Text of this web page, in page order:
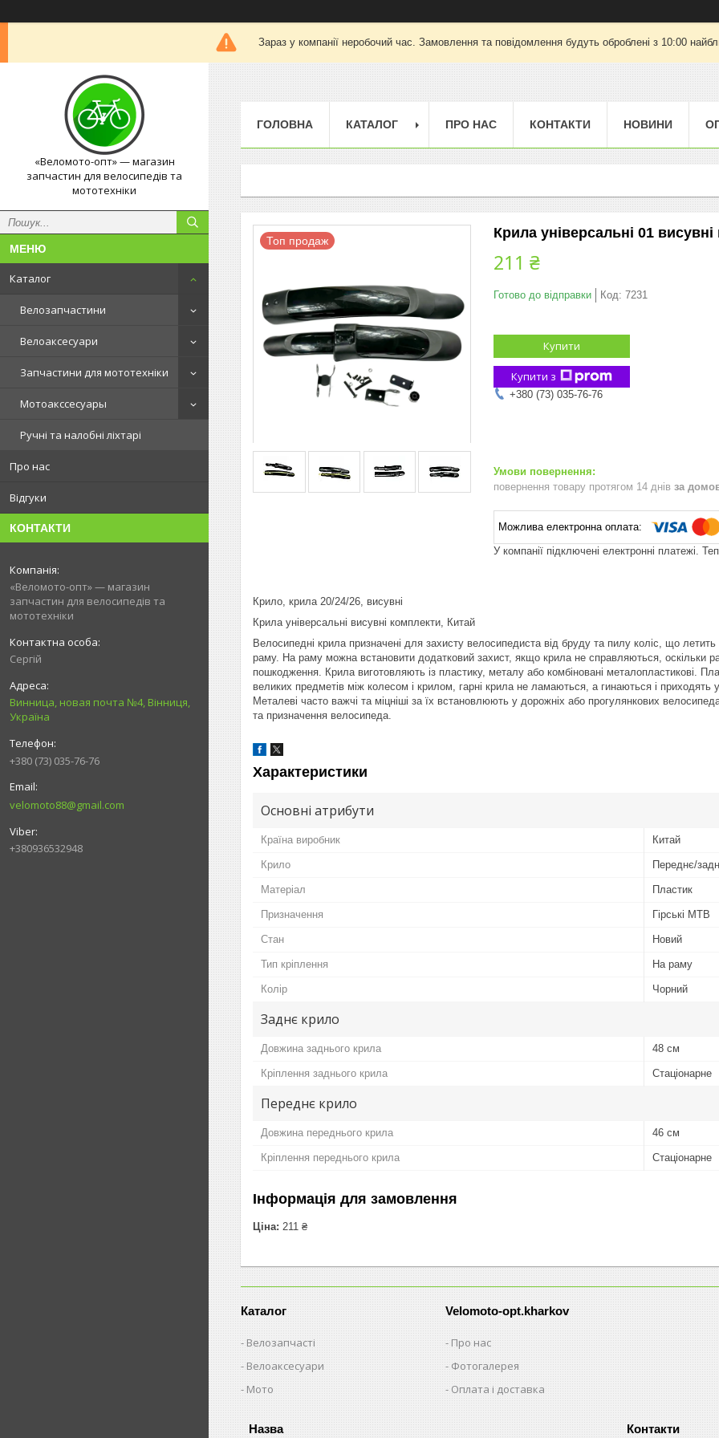
Зараз у компанії неробочий час. Замовлення та повідомлення будуть оброблені з 10:00
«Веломото-опт» — магазин
запчастин для велосипедів та
мототехніки
Каталог
Велозапчастини
Велоаксесуари
Запчастини для мототехніки
Мотоакссесуары
Ручні та налобні ліхтарі
Про нас
Відгуки
КОНТАКТИ
«Веломото-опт» — магазин
запчастин для велосипедів та
мототехніки
Сергій
Винница, новая почта №4, Вінниця,
Україна
+380 (73) 035-76-76
velomoto88@gmail.com
+380936532948
ГОЛОВНА КАТАЛОГ ПРО НАС КОНТАКТИ НОВИНИ
Топ продаж Крила універсальні 01
211 ₴
Готово до відправки Код: 7231
Купити
Купити з
+380 (73) 035-76-76
повернення товару протягом 14 днів за
У компанії підключені електронні платежі.
Крило, крила 20/24/26, висувні
Крила універсальні висувні комплекти, Китай
Велосипедні крила призначені для захисту велосипедиста від бруду та пилу коліс, що
раму. На раму можна встановити додатковий захист, якщо крила не справляються, оскільки
пошкодження. Крила виготовляють із пластику, металу або комбіновані металопластикові.
великих предметів між колесом і крилом, гарні крила не ламаються, а гинаються і приходять
Металеві часто важчі та міцніші за їх встановлюють у дорожніх або прогулянкових
та призначення велосипеда.
Характеристики
Основні атрибути
Країна виробник Китай
Крило Переднє/
Матеріал Пластик
Призначення Гірські MTB
Стан Новий
Тип кріплення На раму
Колір Чорний
Заднє крило
Довжина заднього крила 48 см
Кріплення заднього крила Стаціонарне
Переднє крило
Довжина переднього крила 46 см
Кріплення переднього крила Стаціонарне
Інформація для замовлення
Ціна: 211 ₴
Каталог
Велозапчасті
Велоаксесуари
Мото
Velomoto-opt.kharkov
Про нас
Фотогалерея
Оплата і доставка